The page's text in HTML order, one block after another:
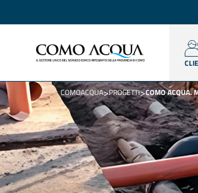
COMOACQUA>PROGETTI>COMO ACQUA.